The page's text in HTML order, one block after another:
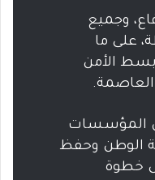
وجميع
على ما
بسط الأمن
المؤسسات
الوطن وحفظ
خطوة